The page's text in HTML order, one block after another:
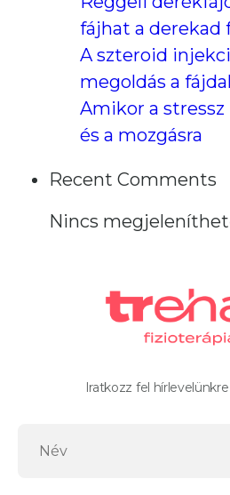
fájhat a derekad
A szteroid
megoldás a
Amikor a stressz
és a mozgásra
Recent Comments
Nincs
Iratkozz fel